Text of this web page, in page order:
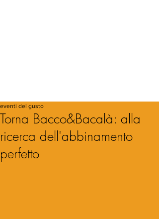
Torna Bacco&Bacalà: alla
ricerca dell'abbinamento
perfetto
eventi del gusto